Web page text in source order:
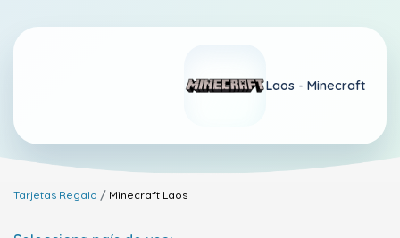
Laos - Minecraft
Tarjetas Regalo Minecraft Laos